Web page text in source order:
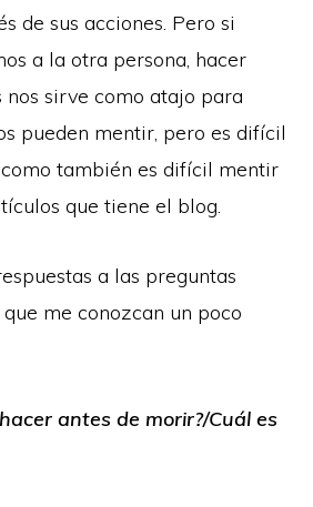
de sus acciones. Pero si
a la otra persona, hacer
nos sirve como atajo para
pueden mentir, pero es difícil
también es difícil mentir
que tiene el blog.
a las preguntas
me conozcan un poco
antes de morir?/Cuál es